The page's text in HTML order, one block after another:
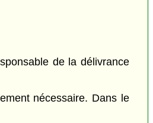
de la délivrance
nécessaire. Dans le